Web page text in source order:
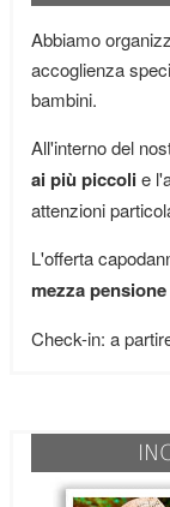
Abbiamo
accoglienza
bambini.
All'interno del
ai più piccolie
attenzioni
L'offerta
mezza pensione
Check-in: a